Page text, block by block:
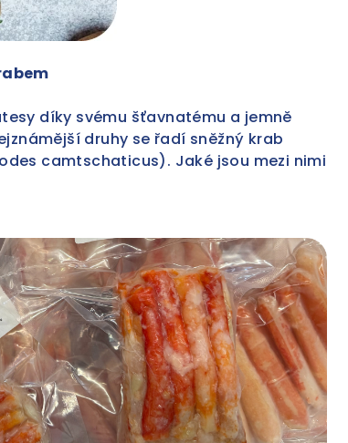
díky svému šťavnatému a jemně
druhy se řadí sněžný krab
camtschaticus). Jaké jsou mezi nimi